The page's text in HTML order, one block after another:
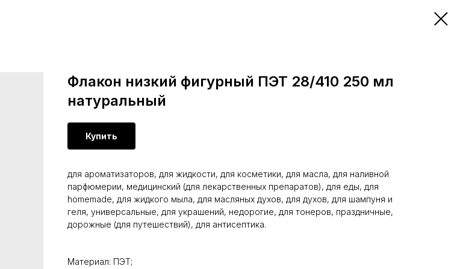
Флакон низкий фигурный ПЭТ 28/410 250 мл
натуральный
Купить
для ароматизаторов, для жидкости, для косметики, для масла, для наливной
парфюмерии, медицинский (для лекарственных препаратов), для еды, для
homemade, для жидкого мыла, для масляных духов, для духов, для шампуня и
геля, универсальные, для украшений, недорогие, для тонеров, праздничные,
дорожные (для путешествий), для антисептика.
Материал: ПЭТ;